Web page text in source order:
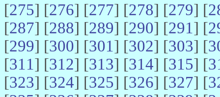
[275] [276] [277] [278] [279] [
[287] [288] [289] [290] [291] [
[299] [300] [301] [302] [303] [
[311] [312] [313] [314] [315] [
[323] [324] [325] [326] [327] [